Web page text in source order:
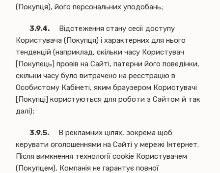
(Покупця), його персональних уподобань;
3.9.4.
Відстеження стану сесії доступу
Користувача (Покупця) і характерних для нього
тенденцій (наприклад, скільки часу Користувач
[Покупець] провів на Сайті, патерни його поведінки,
скільки часу було витрачено на реєстрацію в
Особистому Кабінеті, яким браузером Користувачі
[Покупці] користуються для роботи з Сайтом й так
далі);
3.9.5.
В рекламних цілях, зокрема щоб
керувати оголошеннями на Сайті у мережі Інтернет.
Після вимкнення технології cookie Користувачем
(Покупцем), Компанія не гарантує повної